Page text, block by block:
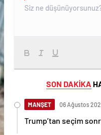
SON DAKİKA
MANŞET 06 Ağustos
Trump’tan seçim